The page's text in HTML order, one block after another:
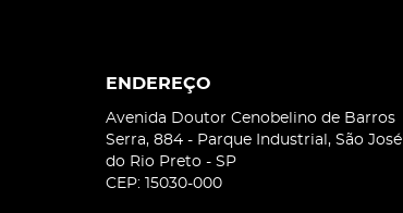
ENDEREÇO
Avenida Doutor Cenobelino de Barros
Serra, 884 - Parque Industrial, São José
do Rio Preto - SP
CEP: 15030-000